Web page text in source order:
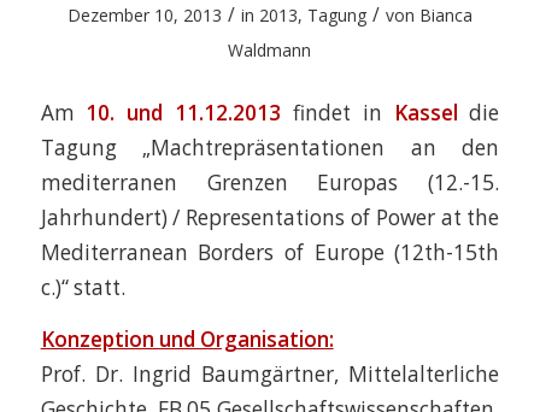
Dezember 10, 2013 / in 2013, Tagung / von Bianca
Waldmann
Am 10. und 11.12.2013 findet in Kassel die
Tagung „Machtrepräsentationen an den
mediterranen Grenzen Europas (12.-15.
Jahrhundert) / Representations of Power at the
Mediterranean Borders of Europe (12th-15th
c.)“ statt.
Konzeption und Organisation:
Prof. Dr. Ingrid Baumgärtner, Mittelalterliche